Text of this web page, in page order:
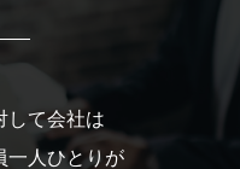
して会社は
一人ひとりが